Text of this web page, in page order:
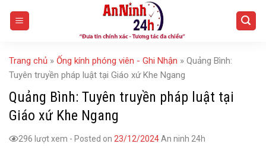
Trang chủ » Ống kính phóng viên - Ghi Nhận » Quảng Bình:
Tuyên truyền pháp luật tại Giáo xứ Khe Ngang
Quảng Bình: Tuyên truyền pháp luật tại
Giáo xứ Khe Ngang
296 lượt xem - Posted on 23/12/2024An ninh 24h